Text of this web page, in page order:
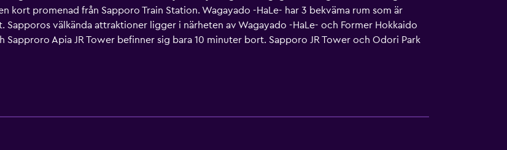
kort promenad från Sapporo Train Station. Wagayado -HaLe- har 3 bekväma rum som är
välkända attraktioner ligger i närheten av Wagayado -HaLe- och Former Hokkaido
Apia JR Tower befinner sig bara 10 minuter bort. Sapporo JR Tower och Odori Park